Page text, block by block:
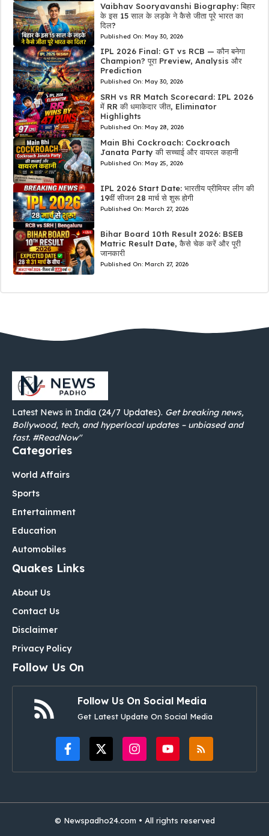
Vaibhav Sooryavanshi Biography: बिहार
के इस 15 साल के लड़के ने कैसे जीता पूरे भारत का
दिल?
Published On: May 30, 2026
IPL 2026 Final: GT vs RCB — कौन बनेगा
Champion? पूरा Preview, Analysis और
Prediction
Published On: May 30, 2026
SRH vs RR Match Scorecard: IPL 2026
में RR की धमाकेदार जीत, Eliminator
Highlights
Published On: May 28, 2026
Main Bhi Cockroach: Cockroach
Janata Party की सच्चाई और वायरल कहानी
Published On: May 25, 2026
IPL 2026 Start Date: भारतीय प्रीमियर लीग की
19वीं सीजन 28 मार्च से शुरू होगी
Published On: March 27, 2026
Bihar Board 10th Result 2026: BSEB
Matric Result Date, कैसे चेक करें और पूरी
जानकारी
Published On: March 27, 2026
Latest News in India (24/7 Updates). Get breaking news,
Bollywood, tech, and hyperlocal updates – unbiased and
fast. #ReadNow"
Categories
World Affairs
Sports
Entertainment
Education
Automobiles
Quakes Links
About Us
Contact Us
Disclaimer
Privacy Policy
Follow Us On
Follow Us On Social Media
Get Latest Update On Social Media
© Newspadho24.com • All rights reserved